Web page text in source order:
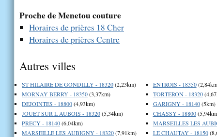
Proche de Menetou couture
Horaires de prières 18 Cher
Horaires de prières Centre
Autres villes
ST HILAIRE DE GONDILLY - 18320(2,23km)
MORNAY BERRY - 18350(3,37km)
DEJOINTES - 18800(4,93km)
JOUET SUR L AUBOIS - 18320(5,34km)
PRECY - 18140(6,04km)
MARSEILLE LES AUBIGNY - 18320(7,91km)
ENTROIS - 18350
TORTERON - 18320
GARIGNY - 18140(5km)
CHASSY - 18800
MARSEILLES LES
LE CHAUTAY - 18150